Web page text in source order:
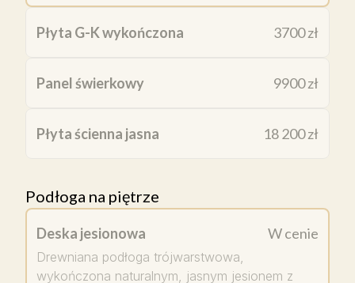
Płyta G-K wykończona 3700 zł
Panel świerkowy 9900 zł
Płyta ścienna jasna 18 200 zł
Podłoga na piętrze
Deska jesionowa W cenie
Drewniana podłoga trójwarstwowa,
wykończona naturalnym, jasnym jesionem z